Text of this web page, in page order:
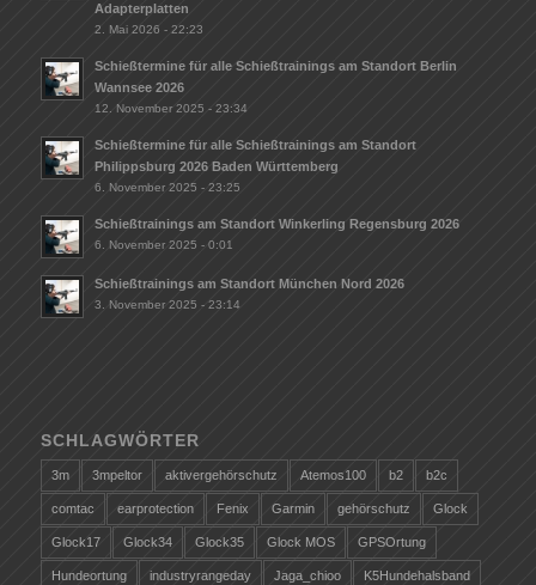
Adapterplatten
2. Mai 2026 - 22:23
Schießtermine für alle Schießtrainings am Standort Berlin
Wannsee 2026
12. November 2025 - 23:34
Schießtermine für alle Schießtrainings am Standort
Philippsburg 2026 Baden Württemberg
6. November 2025 - 23:25
Schießtrainings am Standort Winkerling Regensburg 2026
6. November 2025 - 0:01
Schießtrainings am Standort München Nord 2026
3. November 2025 - 23:14
SCHLAGWÖRTER
3m 3mpeltor aktivergehörschutz Atemos100 b2 b2c
comtac earprotection Fenix Garmin gehörschutz Glock
Glock17 Glock34 Glock35 Glock MOS GPSOrtung
Hundeortung industryrangeday Jaga_chioo K5Hundehalsband